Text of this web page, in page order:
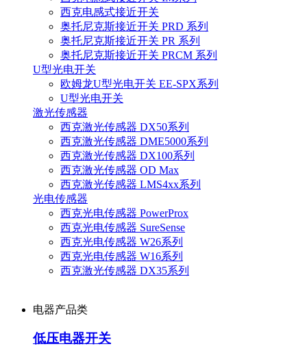
西克电感式接近开关
奥托尼克斯接近开关 PRD 系列
奥托尼克斯接近开关 PR 系列
奥托尼克斯接近开关 PRCM 系列
U型光电开关
欧姆龙U型光电开关 EE-SPX系列
U型光电开关
激光传感器
西克激光传感器 DX50系列
西克激光传感器 DME5000系列
西克激光传感器 DX100系列
西克激光传感器 OD Max
西克激光传感器 LMS4xx系列
光电传感器
西克光电传感器 PowerProx
西克光电传感器 SureSense
西克光电传感器 W26系列
西克光电传感器 W16系列
西克激光传感器 DX35系列
电器产品类
低压电器开关